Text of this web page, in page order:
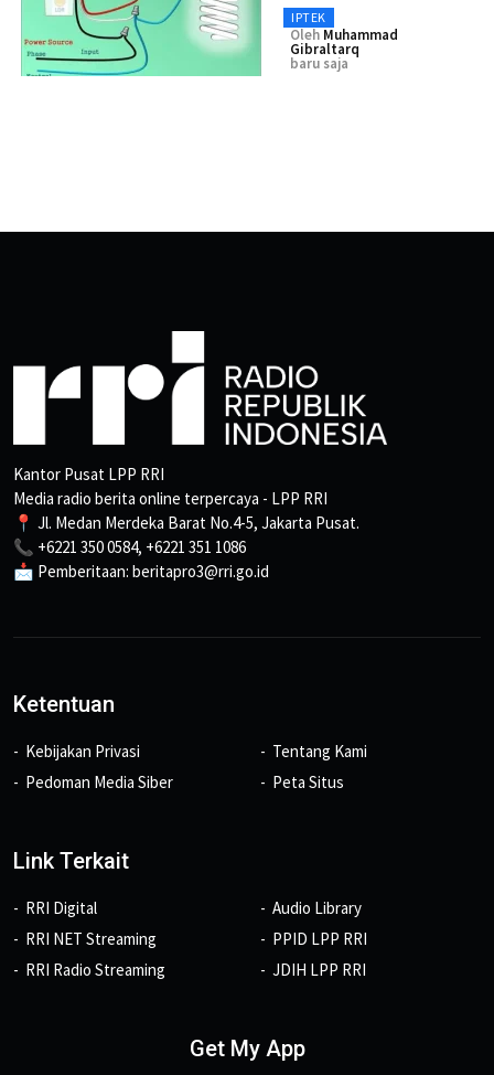
IPTEK
Oleh Muhammad
Gibraltarq
baru saja
Kantor Pusat LPP RRI
Media radio berita online terpercaya - LPP RRI
📍 Jl. Medan Merdeka Barat No.4-5, Jakarta Pusat.
📞 +6221 350 0584, +6221 351 1086
📩 Pemberitaan: beritapro3@rri.go.id
Ketentuan
Kebijakan Privasi
Pedoman Media Siber
Tentang Kami
Peta Situs
Link Terkait
RRI Digital
RRI NET Streaming
RRI Radio Streaming
Audio Library
PPID LPP RRI
JDIH LPP RRI
Get My App